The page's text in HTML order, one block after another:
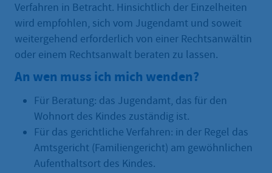
Verfahren in Betracht. Hinsichtlich der Einzelheiten
wird empfohlen, sich vom Jugendamt und soweit
weitergehend erforderlich von einer Rechtsanwältin
oder einem Rechtsanwalt beraten zu lassen.
An wen muss ich mich wenden?
Für Beratung: das Jugendamt, das für den
Wohnort des Kindes zuständig ist.
Für das gerichtliche Verfahren: in der Regel das
Amtsgericht (Familiengericht) am gewöhnlichen
Aufenthaltsort des Kindes.